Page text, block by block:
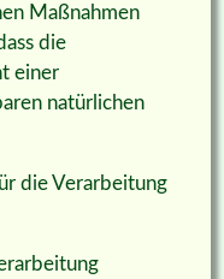
Maßnahmen
die
einer
natürlichen
die Verarbeitung